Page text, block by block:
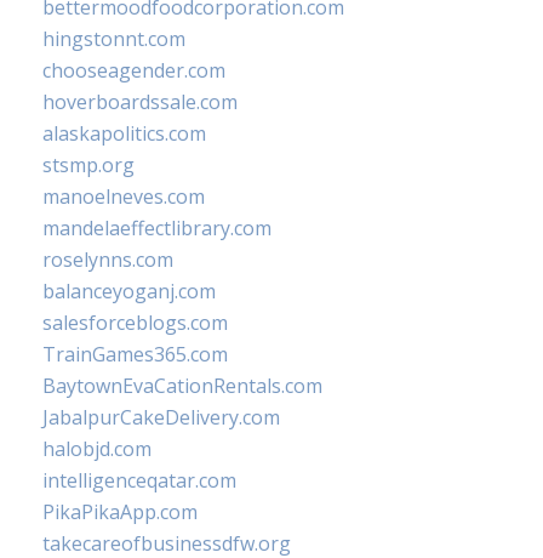
bettermoodfoodcorporation.com
hingstonnt.com
chooseagender.com
hoverboardssale.com
alaskapolitics.com
stsmp.org
manoelneves.com
mandelaeffectlibrary.com
roselynns.com
balanceyoganj.com
salesforceblogs.com
TrainGames365.com
BaytownEvaCationRentals.com
JabalpurCakeDelivery.com
halobjd.com
intelligenceqatar.com
PikaPikaApp.com
takecareofbusinessdfw.org